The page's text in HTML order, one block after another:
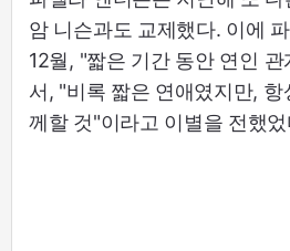
암 니슨과도 교제했다. 이에
12월, "짧은 기간 동안 연인
서, "비록 짧은 연애였지만,
께할 것"이라고 이별을 전했